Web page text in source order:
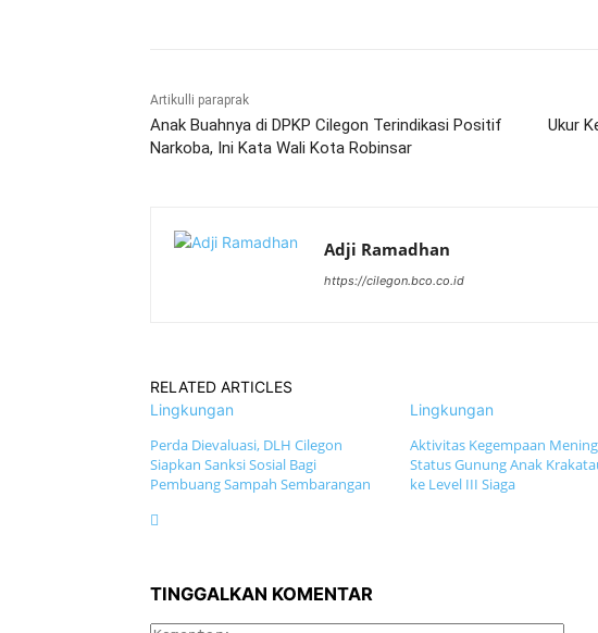
Artikulli paraprak
Anak Buahnya di DPKP Cilegon Terindikasi Positif
Narkoba, Ini Kata Wali Kota Robinsar
Ukur
Adji Ramadhan
https://cilegon.bco.co.id
RELATED ARTICLES
Lingkungan
Perda Dievaluasi, DLH Cilegon
Siapkan Sanksi Sosial Bagi
Pembuang Sampah Sembarangan
Lingkungan
Aktivitas Kegempaan
Status Gunung Anak
ke Level III Siaga
TINGGALKAN KOMENTAR